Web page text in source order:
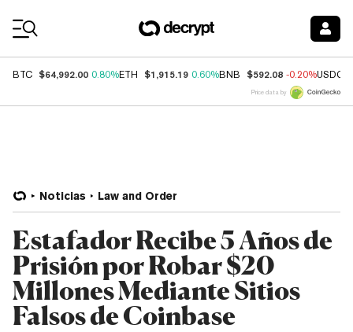
BTC $64,992.00 0.80%ETH $1,915.19 0.60%BNB $592.08 -0.20%USDC
Price data by
Noticias Law and Order
Estafador Recibe 5 Años de
Prisión por Robar $20
Millones Mediante Sitios
Falsos de Coinbase